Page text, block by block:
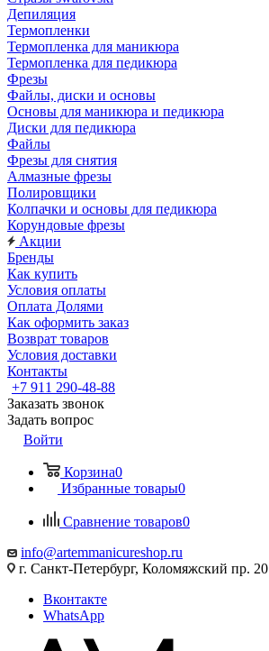
Депиляция
Термопленки
Термопленка для маникюра
Термопленка для педикюра
Фрезы
Файлы, диски и основы
Основы для маникюра и педикюра
Диски для педикюра
Файлы
Фрезы для снятия
Алмазные фрезы
Полировщики
Колпачки и основы для педикюра
Корундовые фрезы
Акции
Бренды
Как купить
Условия оплаты
Оплата Долями
Как оформить заказ
Возврат товаров
Условия доставки
Контакты
+7 911 290-48-88
Заказать звонок
Задать вопрос
Войти
Корзина0
Избранные товары0
Сравнение товаров0
info@artemmanicureshop.ru
г. Санкт-Петербург, Коломяжский пр. 20
Вконтакте
WhatsApp